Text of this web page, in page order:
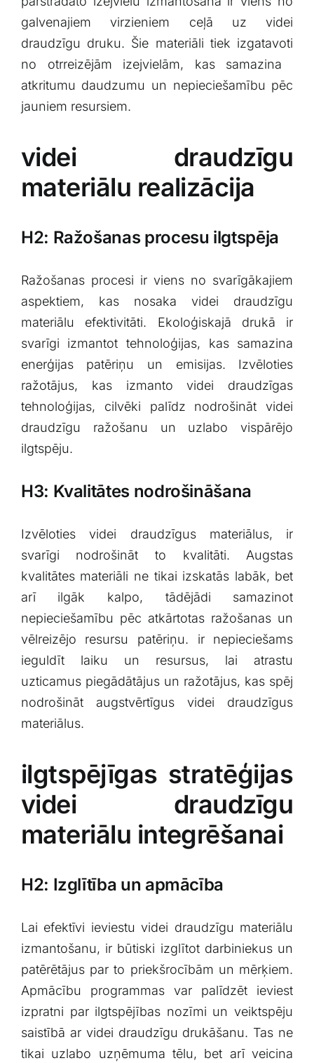
galvenajiem virzieniem​ ceļā uz videi
draudzīgu druku. ‍Šie materiāli tiek izgatavoti
no otrreizējām izejvielām, kas samazina ​
atkritumu daudzumu un nepieciešamību​ pēc
jauniem resursiem.
videi draudzīgu
materiālu realizācija
H2: Ražošanas procesu ilgtspēja
Ražošanas procesi‌ ir​ viens no svarīgākajiem
‌aspektiem,​ kas nosaka videi draudzīgu
materiālu efektivitāti. Ekoloģiskajā drukā ir
svarīgi‌ izmantot‌ tehnoloģijas, kas samazina
enerģijas patēriņu un emisijas. Izvēloties
ražotājus, kas izmanto videi draudzīgas
tehnoloģijas, cilvēki palīdz‍ nodrošināt videi
draudzīgu ražošanu un uzlabo ‍vispārējo
⁢ilgtspēju.
H3: Kvalitātes‌ nodrošināšana
Izvēloties videi⁤ draudzīgus ‍materiālus, ⁢ir
‌svarīgi nodrošināt to kvalitāti. Augstas
kvalitātes materiāli ne ⁤tikai izskatās labāk, bet
arī ilgāk kalpo, tādējādi ‍samazinot
nepieciešamību pēc atkārtotas‌ ražošanas un
⁤vēlreizējo resursu patēriņu. ir​ nepieciešams
ieguldīt laiku un resursus, lai atrastu
uzticamus piegādātājus un ražotājus, kas spēj
nodrošināt augstvērtīgus videi draudzīgus‍
materiālus.
ilgtspējīgas stratēģijas
videi draudzīgu
materiālu integrēšanai
H2: Izglītība un apmācība
Lai efektīvi ieviestu videi⁤ draudzīgu materiālu
⁢izmantošanu, ir ‍būtiski izglītot darbiniekus un
patērētājus‍ par to priekšrocībām un mērķiem.⁢
Apmācību programmas var palīdzēt ieviest
izpratni par‌ ilgtspējības‌ nozīmi un veiktspēju
⁤saistībā ar videi draudzīgu drukāšanu.​ Tas⁢ ne
tikai ⁤uzlabo‌ uzņēmuma tēlu, bet ⁤arī veicina